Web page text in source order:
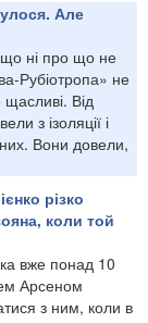
Але
що ні про що не
Рубіотропа» не
Від
з ізоляції і
Вони довели,
різко
коли той
вже понад 10
Арсеном
з ним, коли в